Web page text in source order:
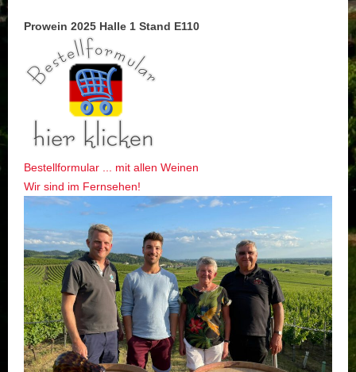
Prowein 2025 Halle 1 Stand E110
Bestellformular ... mit allen Weinen
Wir sind im Fernsehen!